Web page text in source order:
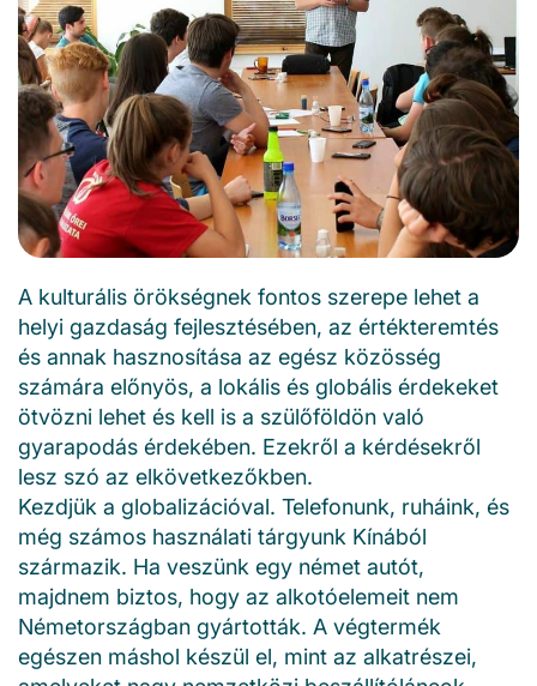
A kulturális örökségnek fontos szerepe lehet a
helyi gazdaság fejlesztésében, az értékteremtés
és annak hasznosítása az egész közösség
számára előnyös, a lokális és globális érdekeket
ötvözni lehet és kell is a szülőföldön való
gyarapodás érdekében. Ezekről a kérdésekről
lesz szó az elkövetkezőkben.
Kezdjük a globalizációval. Telefonunk, ruháink, és
még számos használati tárgyunk Kínából
származik. Ha veszünk egy német autót,
majdnem biztos, hogy az alkotóelemeit nem
Németországban gyártották. A végtermék
egészen máshol készül el, mint az alkatrészei,